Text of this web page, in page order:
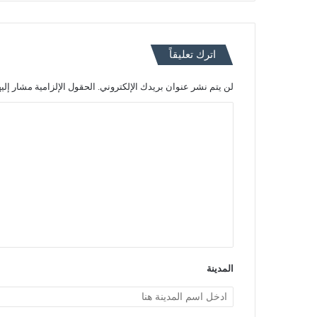
اترك تعليقاً
لن يتم نشر عنوان بريدك الإلكتروني. الحقول الإلزامية مشار
المدينة